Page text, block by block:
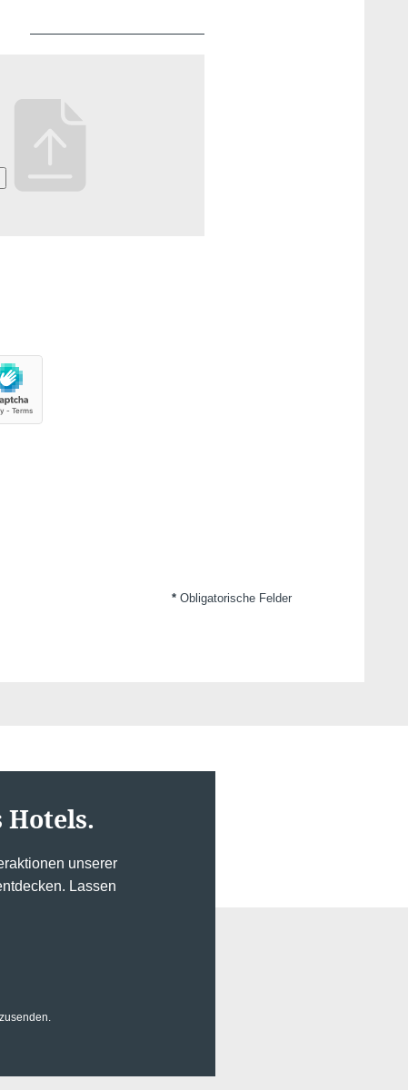
* Obligatorische Felder
unserer
Lassen